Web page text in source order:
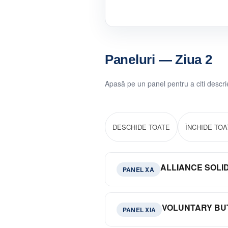
Paneluri — Ziua 2
Apasă pe un panel pentru a citi
DESCHIDE TOATE ÎNCHIDE
PANEL XA ALLIANCE
Panelul dedicat solidarității
descurajare înaintea viitorului
de coeziune către Moscova,
PANEL XIA VOLUNTARY